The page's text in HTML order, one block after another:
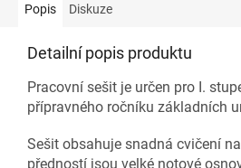
Popis Diskuze
Detailní popis produktu
Pracovní sešit je určen pro I.
přípravného ročníku základních
Sešit obsahuje snadná cvičení
předností jsou velké notové